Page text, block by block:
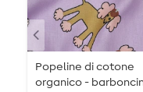
Popeline di cotone
organico -